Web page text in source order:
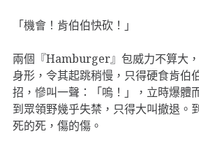
「機會！肯伯伯快砍！」
兩個『Hamburger』包威力不算大
身形，令其起跳稍慢，只得硬食肯伯
招，慘叫一聲：「嗚！」，立時爆體
到眾領野幾乎失禁，只得大叫撤退。
死的死，傷的傷。